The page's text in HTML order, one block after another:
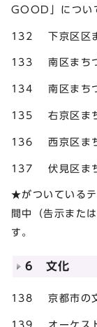
GOOD」につ
132 下京区区
133 南区まち
134 南区まち
135 右京区ま
136 西京区ま
137 伏見区ま
★がついているテ
間中（告示また
す。
6 文化
138 京都市の
139 オーケスト